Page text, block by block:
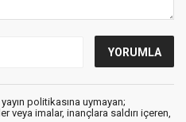
politikasına uymayan;
veya imalar, inançlara saldırı içeren,